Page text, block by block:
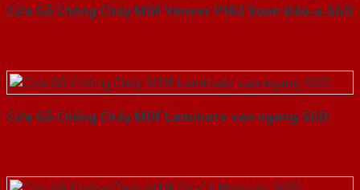
Cửa Gỗ Chống Cháy MDF Veneer P1R2 Xoan Đào-a-SGD
Cửa Gỗ Chống Cháy MDF Laminate van ngang-SGD